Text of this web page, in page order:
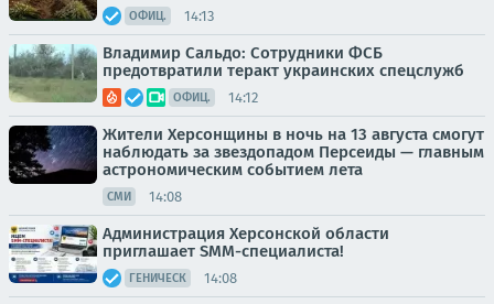
ОФИЦ. 14:13
Владимир Сальдо: Сотрудники ФСБ
предотвратили теракт украинских спецслужб
ОФИЦ. 14:12
Жители Херсонщины в ночь на 13 августа смогут
наблюдать за звездопадом Персеиды — главным
астрономическим событием лета
СМИ 14:08
Администрация Херсонской области
приглашает SMM-специалиста!
ГЕНИЧЕСК 14:08